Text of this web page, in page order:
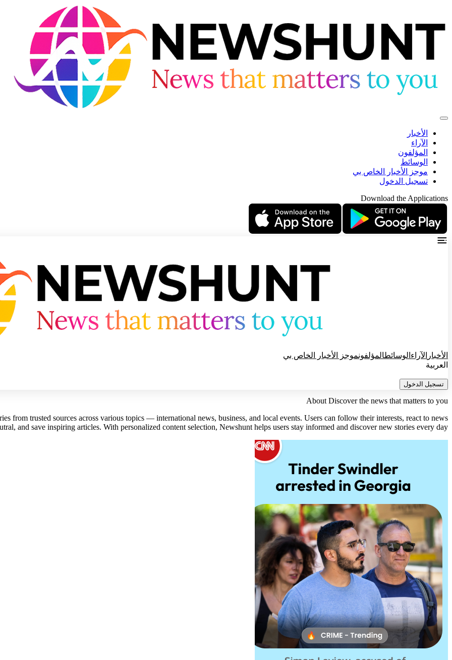
الأخبار
الآراء
المؤلفون
الوسائط
موجز الأخبار الخاص بي
تسجيل الدخول
Download the Applications
الأخبار الآراء الوسائطالمؤلفونموجز الأخبار الخاص بي
العربية
تسجيل الدخول
About Discover the news that matters to you
from trusted sources across various topics — international news, business, and local events. Users can follow their interests, react to news
and save inspiring articles. With personalized content selection, Newshunt helps users stay informed and discover new stories every day.